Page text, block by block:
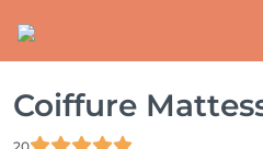
Coiffure
20